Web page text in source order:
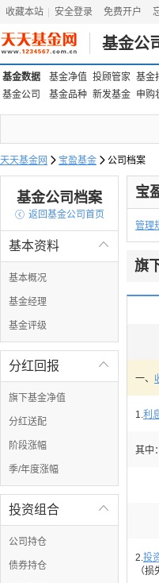
收藏本站 安全登录 免费开户
基金公
基金数据 基金净值 投顾管家 基金
基金公司
基金品种 新发基金 申购
天天基金网  宝盈基金  公司档案
基金公司档案
 返回基金公司首页

基本资料
基本概况
基金经理
基金评级

分红回报
旗下基金净值
分红送配
阶段涨幅
季/年度涨幅

投资组合
公司持仓
债券持仓
宝
管理
旗
一、
1.利
其中：
2.投
（损